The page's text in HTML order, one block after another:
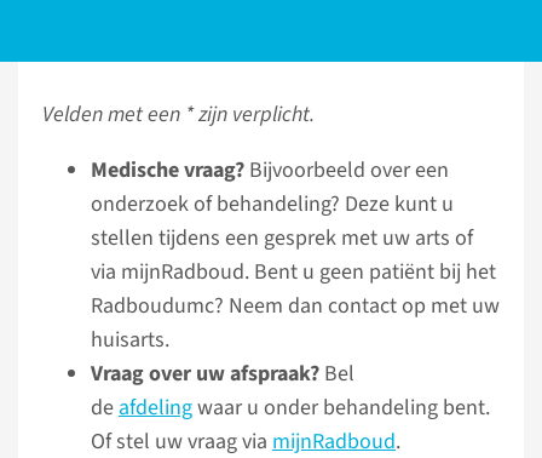
Velden met een * zijn verplicht.
Medische vraag? Bijvoorbeeld over een
onderzoek of behandeling? Deze kunt u
stellen tijdens een gesprek met uw arts of
via mijnRadboud. Bent u geen patiënt bij het
Radboudumc? Neem dan contact op met uw
huisarts.
Vraag over uw afspraak? Bel
deafdelingwaar u onder behandeling bent.
Of stel uw vraag via mijnRadboud.